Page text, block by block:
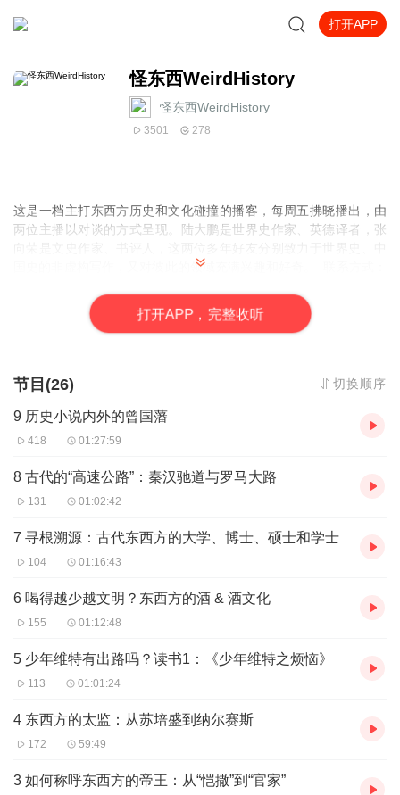
打开APP
怪东西WeirdHistory
怪东西WeirdHistory
3501 278
这是一档主打东西方历史和文化碰撞的播客， 每周五拂晓播出， 由
两位主播以对谈的方式呈现。陆大鹏是世界史作家、英德译者，张
国史的非虚构写作，又对彼此的领域充满兴趣和好奇。
主播： 陆大鹏：世界史研究者，英德译者。著有《德意志贵族》
《巴比伦怪物：魏玛共和国犯罪鉴证实录》等。译有《阿拉伯的劳
鹏Hans
张向荣：青年文史作家，书评人。毕业于中国人民大学，文学博
士。悠游经史，流连两汉，热爱并致力于非虚构写作。著有《祥
瑞：王莽和他的时代》《三国前夜：士大夫政治与东汉皇权的崩
打开APP，完整收听
节目(26) 切换顺序
9 历史小说内外的曾国藩
418 01:27:59
8 古代的“高速公路”：秦汉驰道与罗马大路
131 01:02:42
7 寻根溯源：古代东西方的大学、博士、硕士和学士
104 01:16:43
6 喝得越少越文明？东西方的酒 & 酒文化
155 01:12:48
5 少年维特有出路吗？读书1：《少年维特之烦恼》
113 01:01:24
4 东西方的太监：从苏培盛到纳尔赛斯
172 59:49
3 如何称呼东西方的帝王：从“恺撒”到“官家”